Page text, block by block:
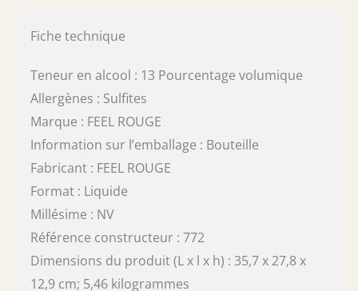
Fiche technique
Teneur en alcool : 13 Pourcentage volumique
Allergènes : Sulfites
Marque : FEEL ROUGE
Information sur l’emballage : Bouteille
Fabricant : FEEL ROUGE
Format : Liquide
Millésime : NV
Référence constructeur : 772
Dimensions du produit (L x l x h) : 35,7 x 27,8 x
12,9 cm; 5,46 kilogrammes